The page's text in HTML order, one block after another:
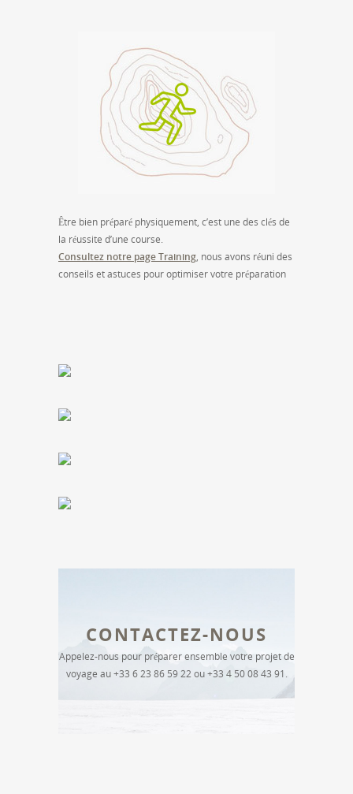
Être bien préparé physiquement, c’est une des clés de
la réussite d’une course.
Consultez notre page Training, nous avons réuni des
conseils et astuces pour optimiser votre préparation
CONTACTEZ-NOUS
Appelez-nous pour préparer ensemble votre projet de
voyage au +33 6 23 86 59 22 ou +33 4 50 08 43 91.